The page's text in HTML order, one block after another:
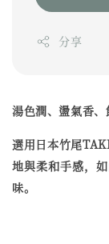
分享
湯色潤、盪氣香、
選用日本竹尾
地與柔和手感，
味。